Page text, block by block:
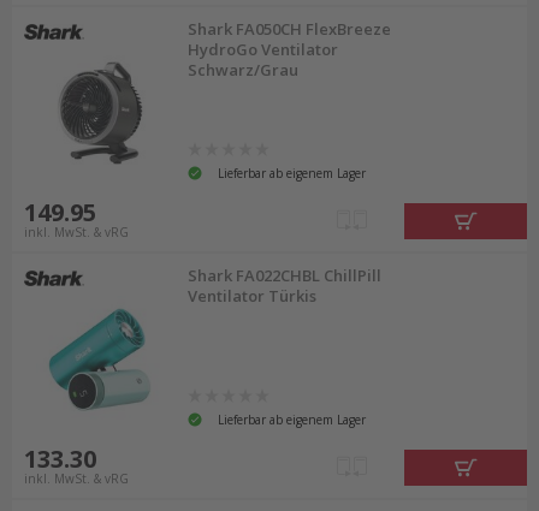
Shark FA050CH FlexBreeze
HydroGo Ventilator
Schwarz/Grau
Lieferbar ab eigenem Lager
149.95
inkl. MwSt. & vRG
Shark FA022CHBL ChillPill
Ventilator Türkis
Lieferbar ab eigenem Lager
133.30
inkl. MwSt. & vRG